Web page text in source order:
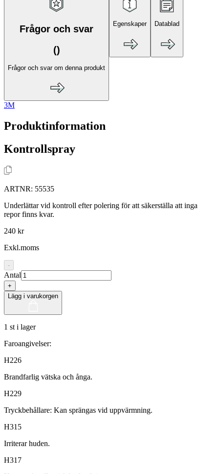
Frågor och svar
()
Frågor och svar om denna produkt
Egenskaper Datablad
3M
Produktinformation
Kontrollspray
ARTNR: 55535
Underlättar vid kontroll efter polering för att säkerställa att inga
repor finns kvar.
240 kr
Exkl.moms
-
Antal
+
Lägg i varukorgen
1 st i lager
Faroangivelser:
H226
Brandfarlig vätska och ånga.
H229
Tryckbehållare: Kan sprängas vid uppvärmning.
H315
Irriterar huden.
H317